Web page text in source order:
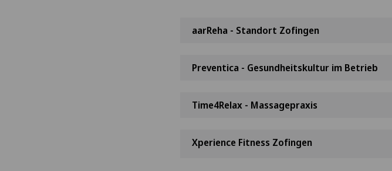
aarReha - Standort Zofingen
Preventica - Gesundheitskultur im Betrieb
Time4Relax - Massagepraxis
Xperience Fitness Zofingen